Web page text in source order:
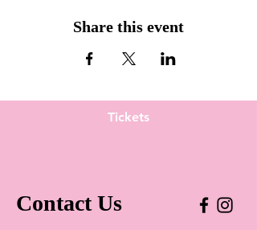
Share this event
Tickets
Contact Us